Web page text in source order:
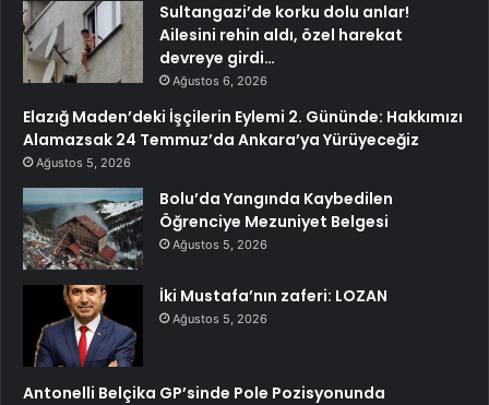
Sultangazi’de korku dolu anlar!
Ailesini rehin aldı, özel harekat
devreye girdi…
Ağustos 6, 2026
Elazığ Maden’deki İşçilerin Eylemi 2. Gününde: Hakkımızı
Alamazsak 24 Temmuz’da Ankara’ya Yürüyeceğiz
Ağustos 5, 2026
Bolu’da Yangında Kaybedilen
Öğrenciye Mezuniyet Belgesi
Ağustos 5, 2026
İki Mustafa’nın zaferi: LOZAN
Ağustos 5, 2026
Antonelli Belçika GP’sinde Pole Pozisyonunda